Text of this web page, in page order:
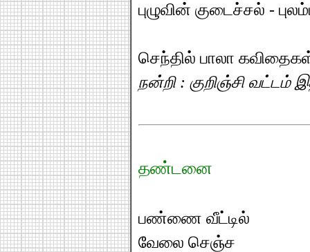
புழுவின் குடைச்சல் -
செந்தில் பாலா
நன்றி : குறிஞ்சி வட்டம்
தண்டனை
பண்ணை வீட்டில்
வேலை செஞ்ச